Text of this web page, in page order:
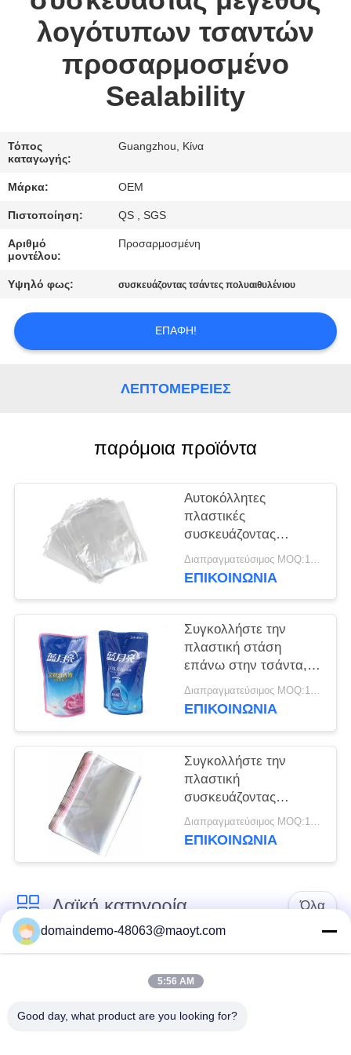
ΈΛΕΓΧΟΣ
ΕΛΆΤΕ
ΜΕ
ΖΗΤΉΣΤΕ
ΑΠΌΣΠΑΣΜΑ
SITEMAP
ΠΟΛΙΤΙΚΉ
ΑΠΟΡΡΉΤΟΥ
λογότυπων τσαντών
προσαρμοσμένο
Sealability
Τόπος
καταγωγής:
Guangzhou, Κίνα
Μάρκα: OEM
Πιστοποίηση: QS , SGS
Αριθμό
μοντέλου:
Προσαρμοσμένη
Υψηλό φως: συσκευάζοντας τσάντες πολυαιθυλένιου
ΕΠΑΦΉ!
ΛΕΠΤΟΜΈΡΕΙΕΣ
παρόμοια προϊόντα
Αυτοκόλλητες
πλαστικές
συσκευάζοντας
τσάντες για το ψήσιμο
Cupcake πρόχειρων
Διαπραγματεύσιμος MOQ:1000-10000 τσάντες
ΕΠΙΚΟΙΝΩΝΙΑ
Συγκολλήστε την
πλαστική στάση
επάνω στην τσάντα,
που πλένει με
θερμότητα την υγρή
Διαπραγματεύσιμος MOQ:1000-10000 τσάντες
ΕΠΙΚΟΙΝΩΝΙΑ
Συγκολλήστε την
πλαστική
συσκευάζοντας
υγρασία τσαντών με
θερμότητα - απόδειξη
Διαπραγματεύσιμος MOQ:1000-10000 τσάντες
ΕΠΙΚΟΙΝΩΝΙΑ
Λαϊκή κατηγορία Όλα
Ziplock φύλλων
επαναχρησιμοποιήσιμες
ziplock τσάντες
Βιοδιασπάσιμες
στάση επάνω στη
domaindemo-48063@maoyt.com
5:56 AM
Good day, what product are you looking for?